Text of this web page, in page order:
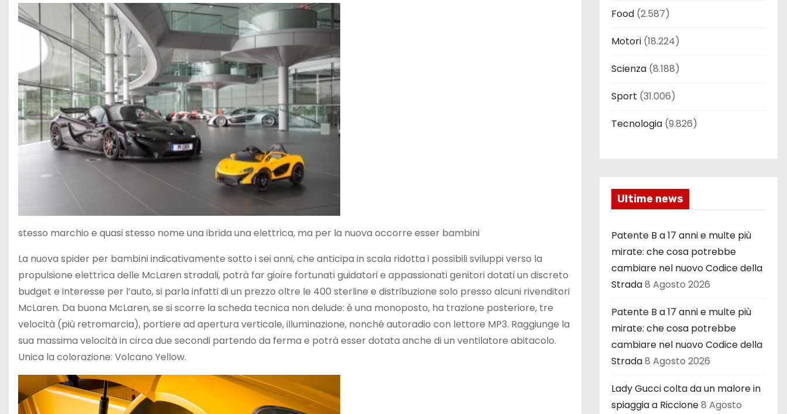
stesso marchio e quasi stesso nome una ibrida una elettrica, ma per la nuova occorre esser bambini
La nuova spider per bambini indicativamente sotto i sei anni, che anticipa in scala ridotta i possibili sviluppi verso la
propulsione elettrica delle McLaren stradali, potrà far gioire fortunati guidatori e appassionati genitori dotati un discreto
budget e interesse per l’auto, si parla infatti di un prezzo oltre le 400 sterline e distribuzione solo presso alcuni rivenditori
McLaren. Da buona McLaren, se si scorre la scheda tecnica non delude: è una monoposto, ha trazione posteriore, tre
velocità (più retromarcia), portiere ad apertura verticale, illuminazione, nonché autoradio con lettore MP3. Raggiunge la
sua massima velocità in circa due secondi partendo da ferma e potrà esser dotata anche di un ventilatore abitacolo.
Unica la colorazione: Volcano Yellow.
Food (2.587)
Motori (18.224)
Scienza (8.188)
Sport (31.006)
Tecnologia (9.826)
Ultime news
Patente B a 17 anni e multe più
mirate: che cosa potrebbe
cambiare nel nuovo Codice della
Strada8 Agosto 2026
Patente B a 17 anni e multe più
mirate: che cosa potrebbe
cambiare nel nuovo Codice della
Strada8 Agosto 2026
Lady Gucci colta da un malore in
spiaggia a Riccione8 Agosto